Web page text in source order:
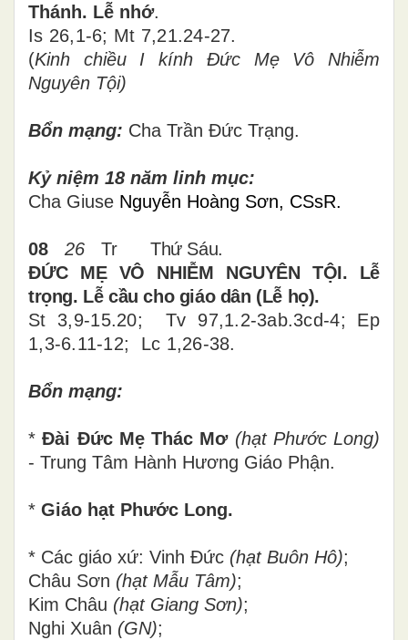
Thánh. Lễ nhớ.
Is 26,1-6; Mt 7,21.24-27.
(Kinh chiều I kính Đức Mẹ Vô Nhiễm
Nguyên Tội)
Bổn mạng: Cha Trần Đức Trạng.
Kỷ niệm 18 năm linh mục:
Cha Giuse Nguyễn Hoàng Sơn, CSsR.
08 26 Tr Thứ Sáu.
ĐỨC MẸ VÔ NHIỄM NGUYÊN TỘI. Lễ
trọng. Lễ cầu cho giáo dân (Lễ họ).
St 3,9-15.20; Tv 97,1.2-3ab.3cd-4; Ep
1,3-6.11-12; Lc 1,26-38.
Bổn mạng:
*Đài Đức Mẹ Thác Mơ (hạt Phước Long)
- Trung Tâm Hành Hương Giáo Phận.
* Giáo hạt Phước Long.
* Các giáo xứ: Vinh Đức (hạt Buôn Hô);
Châu Sơn (hạt Mẫu Tâm);
Kim Châu (hạt Giang Sơn);
Nghi Xuân (GN);